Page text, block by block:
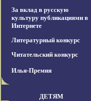
За вклад в русскую
культуру публикациями в
Интернете
Литературный конкурс
Читательский конкурс
Илья-Премия
ДЕТЯМ